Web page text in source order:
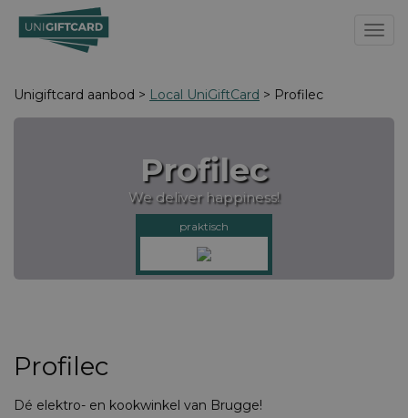
Unigiftcard aanbod > Local UniGiftCard > Profilec
Profilec
We deliver happiness!
praktisch
Profilec
Dé elektro- en kookwinkel van Brugge!